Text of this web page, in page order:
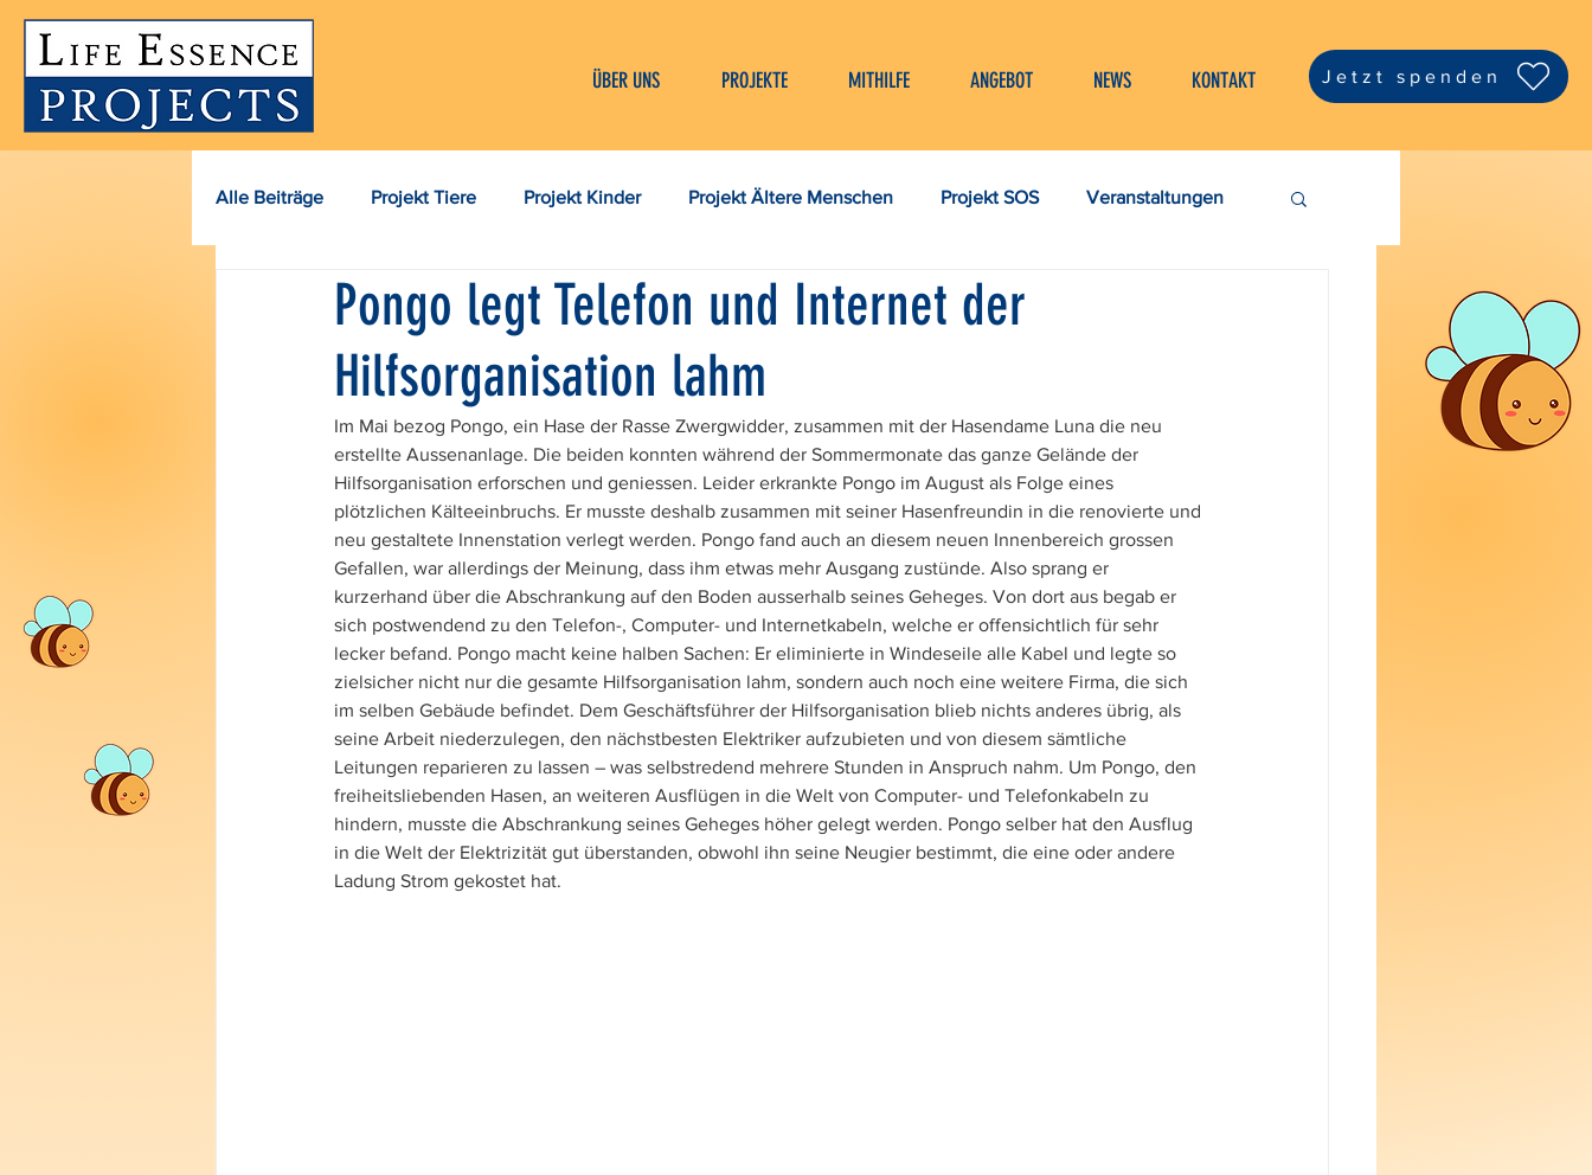
ÜBER UNS PROJEKTE MITHILFE ANGEBOT NEWS KONTAKT Jetzt spenden
Alle Beiträge Projekt Tiere Projekt Kinder Projekt Ältere Menschen Projekt SOS Veranstaltungen
Spenden-Aktionen Allgemein Vermittelte Tiere Tiervermittlung Aktivisti
Pongo legt Telefon und Internet der
Hilfsorganisation lahm
Im Mai bezog Pongo, ein Hase der Rasse Zwergwidder, zusammen mit der Hasendame Luna die neu
erstellte Aussenanlage. Die beiden konnten während der Sommermonate das ganze Gelände der
Hilfsorganisation erforschen und geniessen. Leider erkrankte Pongo im August als Folge eines
plötzlichen Kälteeinbruchs. Er musste deshalb zusammen mit seiner Hasenfreundin in die renovierte und
neu gestaltete Innenstation verlegt werden. Pongo fand auch an diesem neuen Innenbereich grossen
Gefallen, war allerdings der Meinung, dass ihm etwas mehr Ausgang zustünde. Also sprang er
kurzerhand über die Abschrankung auf den Boden ausserhalb seines Geheges. Von dort aus begab er
sich postwendend zu den Telefon-, Computer- und Internetkabeln, welche er offensichtlich für sehr
lecker befand. Pongo macht keine halben Sachen: Er eliminierte in Windeseile alle Kabel und legte so
zielsicher nicht nur die gesamte Hilfsorganisation lahm, sondern auch noch eine weitere Firma, die sich
im selben Gebäude befindet. Dem Geschäftsführer der Hilfsorganisation blieb nichts anderes übrig, als
seine Arbeit niederzulegen, den nächstbesten Elektriker aufzubieten und von diesem sämtliche
Leitungen reparieren zu lassen – was selbstredend mehrere Stunden in Anspruch nahm. Um Pongo, den
freiheitsliebenden Hasen, an weiteren Ausflügen in die Welt von Computer- und Telefonkabeln zu
hindern, musste die Abschrankung seines Geheges höher gelegt werden. Pongo selber hat den Ausflug
in die Welt der Elektrizität gut überstanden, obwohl ihn seine Neugier bestimmt, die eine oder andere
Ladung Strom gekostet hat.